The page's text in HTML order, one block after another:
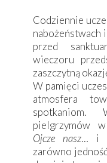
Codziennie
nabożeństwach
przed
wieczoru
zaszczytną
W pamięci
atmosfera
spotkaniom.
pielgrzymów
Ojcze nasz… i
zarówno